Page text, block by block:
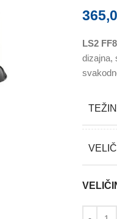
LS2
dizajna,